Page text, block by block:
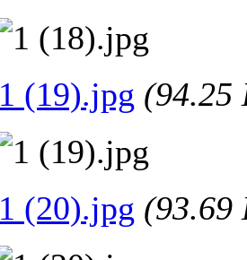
1 (19).jpg (94.25
1 (20).jpg (93.69